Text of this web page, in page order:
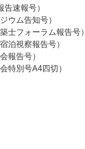
告速報号）
ウム告知号）
士フォーラム報告号）
泊視察報告号）
報告号）
特別号A4四切）